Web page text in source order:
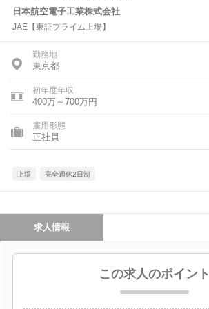
日本航空電子工業株式会社
JAE【東証プライム上場】
勤務地
東京都
初年度年収
400万～700万円
雇用形態
正社員
上場 完全週休2日制
求人情報
この求人のポイント